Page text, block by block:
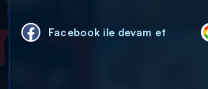
Facebook ile devam et